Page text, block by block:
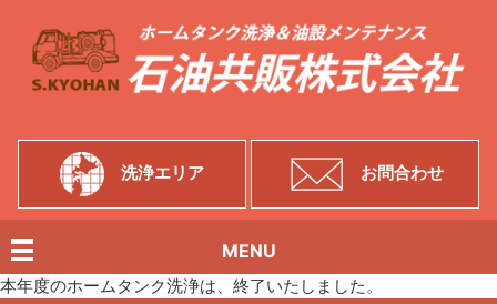
洗浄エリア お問合わせ
MENU
本年度のホームタンク洗浄は、終了いたしました。